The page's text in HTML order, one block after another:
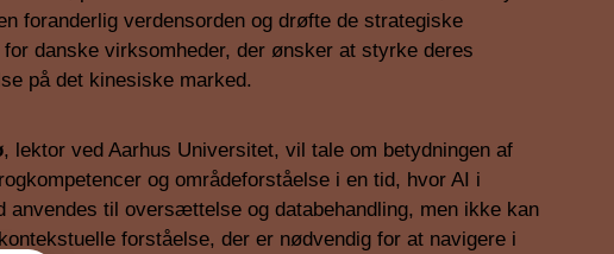
foranderlig verdensorden og drøfte de strategiske
danske virksomheder, der ønsker at styrke deres
på det kinesiske marked.
, lektor ved Aarhus Universitet, vil tale om betydningen af
og områdeforståelse i en tid, hvor AI i
anvendes til oversættelse og databehandling, men ikke kan
forståelse, der er nødvendig for at navigere i